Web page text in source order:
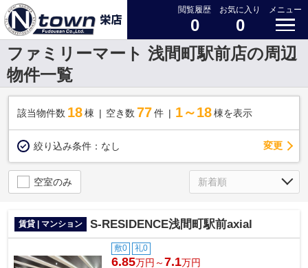
閲覧履歴
0
お気に入り
0
メニュー
ファミリーマート 浅間町駅前店の周辺
物件一覧
該当物件数 18棟 空き数 77 件 1～18 棟を表示
絞り込み条件： なし 変更
空室のみ
賃貸 | マンション S-RESIDENCE浅間町駅前axial
敷0 礼0
6.85万円～7.1万円